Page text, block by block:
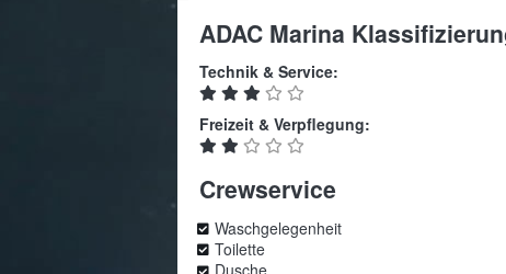
ADAC Marina
Technik & Service:
Freizeit & Verpflegung:
Crewservice
Waschgelegenheit
Toilette